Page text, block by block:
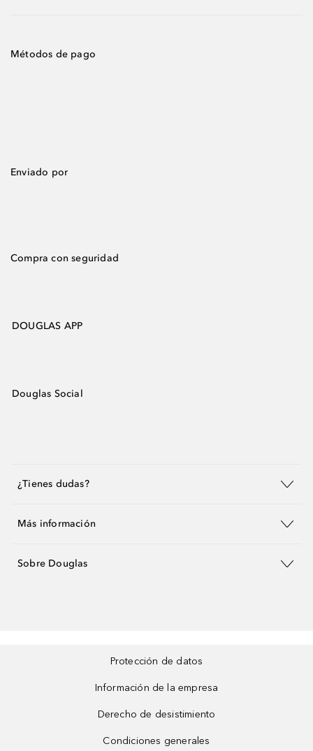
Métodos de pago
Enviado por
Compra con seguridad
DOUGLAS APP
Douglas Social
¿Tienes dudas?
Más información
Sobre Douglas
Protección de datos
Información de la empresa
Derecho de desistimiento
Condiciones generales